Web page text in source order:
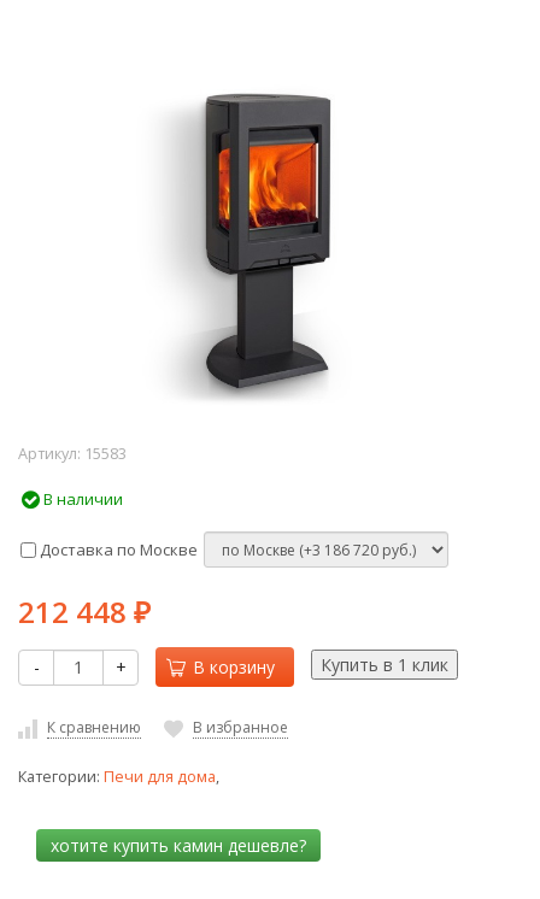
Артикул: 15583
В наличии
Доставка по Москве
212 448 ₽
- + В корзину
К сравнению В избранное
Категории: Печи для дома,